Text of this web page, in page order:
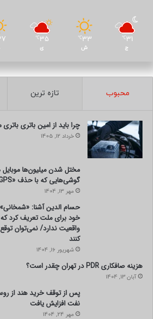
31
℃
ج
33
℃
ش
35
℃
ی
محبوب تازه ترین
چرا باید از امین باتری
خرداد 12, 1405
مختل شدن میلیون‌ها
گوشی‌هایی که با حذف «GPS» از کار خواهند افتاد!
مهر 13, 1404
حسام الدین آشنا: «شمخانی»
خود برای ملت تعریف کرد
واقعیت ندارد/ نمی‌توان
کنند
شهریور 16, 1404
هزینه صافکاری PDR در تهران چقدر است؟
آبان 13, 1404
پس از توقف خرید هند از
نفت افزایش یافت
مهر 24, 1404